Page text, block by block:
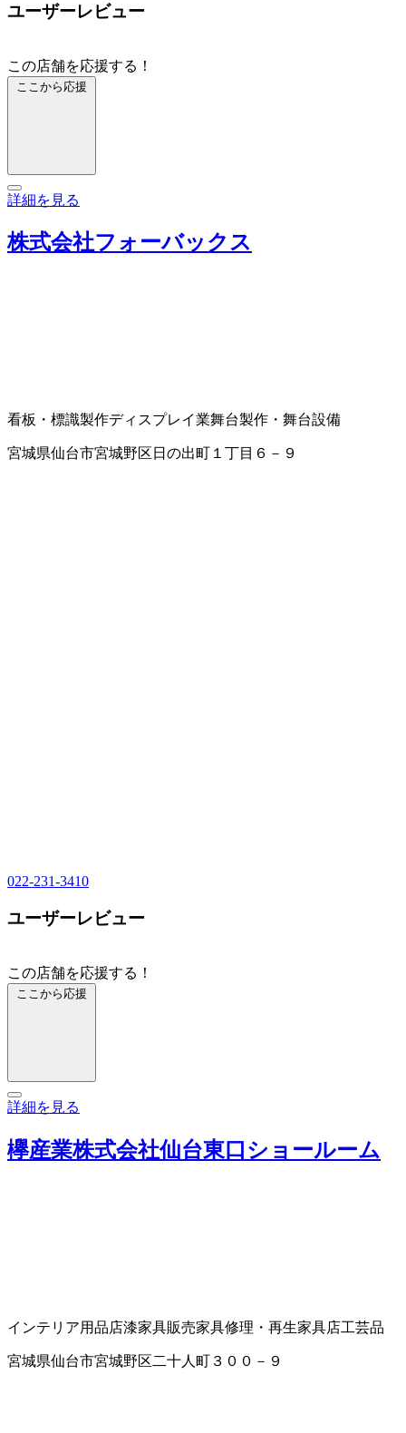
ユーザーレビュー
この店舗を応援する！
ここから応援
詳細を見る
株式会社フォーバックス
看板・標識製作ディスプレイ業舞台製作・舞台設備
宮城県仙台市宮城野区日の出町１丁目６－９
022-231-3410
ユーザーレビュー
この店舗を応援する！
ここから応援
詳細を見る
欅産業株式会社仙台東口ショールーム
インテリア用品店漆家具販売家具修理・再生家具店工芸品
宮城県仙台市宮城野区二十人町３００－９